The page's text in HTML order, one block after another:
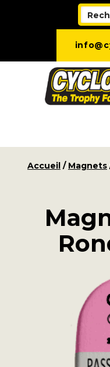
Accueil/ Magnets